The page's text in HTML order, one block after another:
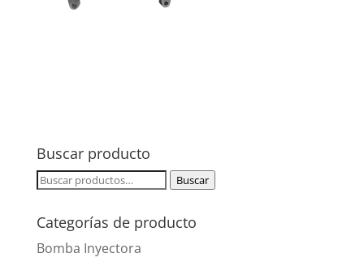
Buscar producto
Buscar
Buscar
Categorías de producto
Bomba Inyectora